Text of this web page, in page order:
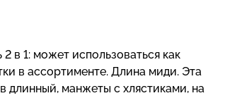
в 1: может использоваться как
в ассортименте. Длина миди. Эта
длинный, манжеты с хлястиками, на